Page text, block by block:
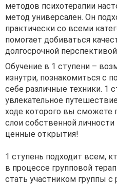
методов психотерапии
метод универсален. Он
практически со всеми
помогает добиваться
долгосрочной
Обучение в 1 ступени –
изнутри, познакомиться с
себе различные техники. 1
увлекательное
ходе которого вы сможете
слои собственной
ценные открытия!
1 ступень подходит всем,
в процессе групповой
стать участником группы